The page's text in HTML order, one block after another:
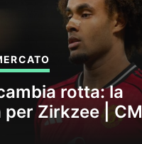
rotta: la
Zirkzee | CM